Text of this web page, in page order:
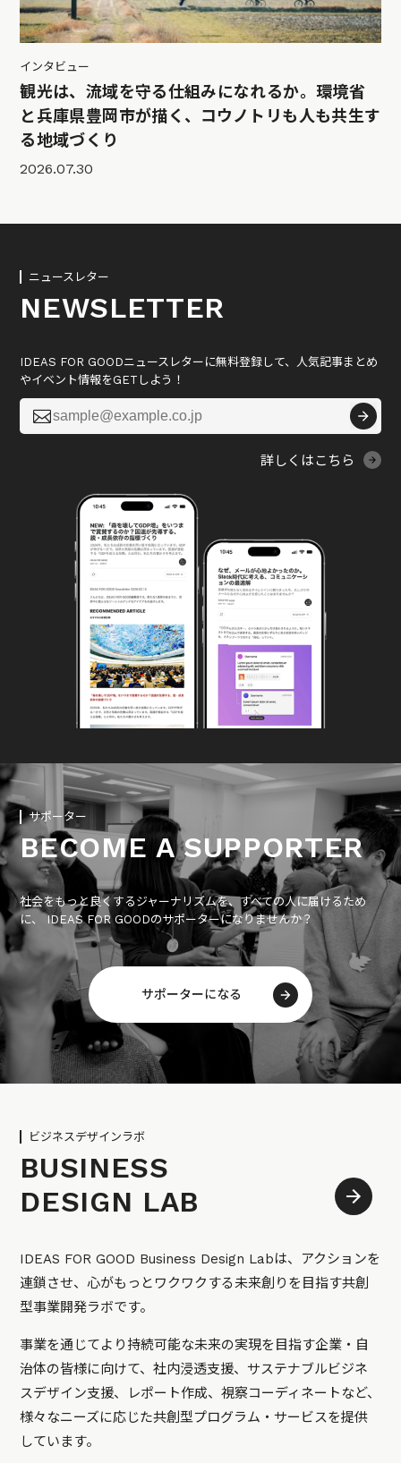
インタビュー
観光は、流域を守る仕組みになれるか。環境省
と兵庫県豊岡市が描く、コウノトリも人も共生す
る地域づくり
2026.07.30
ニュースレター
NEWSLETTER
IDEAS FOR GOODニュースレターに無料登録して、人気記事まとめ
やイベント情報をGETしよう！

詳しくはこちら
サポーター
BECOME A SUPPORTER
社会をもっと良くするジャーナリズムを、すべての人に届けるため
に、 IDEAS FOR GOODのサポーターになりませんか？
サポーターになる
ビジネスデザインラボ
BUSINESS
DESIGN LAB
IDEAS FOR GOOD Business Design Labは、アクションを
連鎖させ、心がもっとワクワクする未来創りを目指す共創
型事業開発ラボです。
事業を通じてより持続可能な未来の実現を目指す企業・自
治体の皆様に向けて、社内浸透支援、サステナブルビジネ
スデザイン支援、レポート作成、視察コーディネートなど、
様々なニーズに応じた共創型プログラム・サービスを提供
しています。